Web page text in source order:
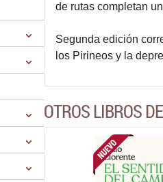
de rutas completan
Segunda edición
los Pirineos y la
OTROS LIBROS